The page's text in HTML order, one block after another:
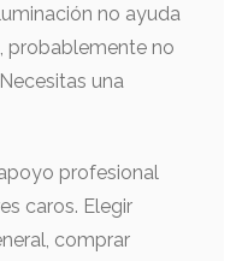
no ayuda
probablemente no
una
profesional
caros. Elegir
comprar